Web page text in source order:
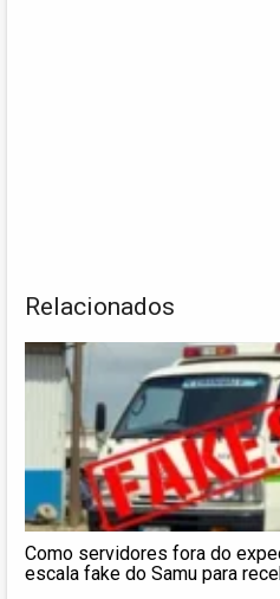
Relacionados
Como servidores fora do
escala fake do Samu para